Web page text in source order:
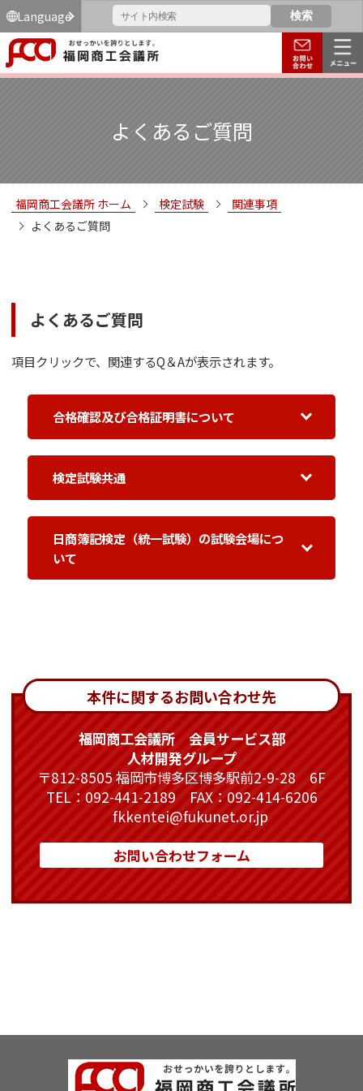
Language
よくあるご質問
福岡商工会議所 ホーム 検定試験
関連事項
よくあるご質問
よくあるご質問
項目クリックで、関連するQ＆Aが表示されます。
合格確認及び合格証明書について
検定試験共通
日商簿記検定（統一試験）の試験会場につ
いて
本件に関するお問い合わせ先
福岡商工会議所 会員サービス部
人材開発グループ
〒812-8505 福岡市博多区博多駅前2-9-28 6F
TEL：092-441-2189 FAX：092-414-6206
fkkentei@fukunet.or.jp
お問い合わせフォーム